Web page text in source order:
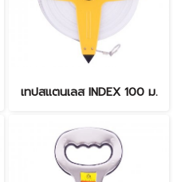
เทปสแตนเลส INDEX 100 ม.